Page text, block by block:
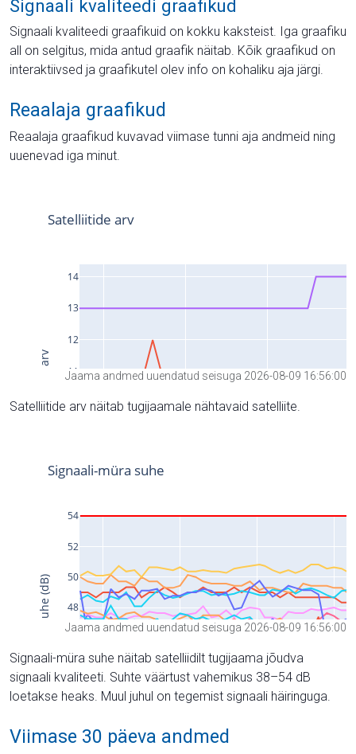
Signaali kvaliteedi graafikud
Signaali kvaliteedi graafikuid on kokku kaksteist. Iga graafiku
all on selgitus, mida antud graafik näitab. Kõik graafikud on
interaktiivsed ja graafikutel olev info on kohaliku aja järgi.
Reaalaja graafikud
Reaalaja graafikud kuvavad viimase tunni aja andmeid ning
uuenevad iga minut.
Jaama andmed uuendatud seisuga 2026-08-09 16:56:00
Satelliitide arv näitab tugijaamale nähtavaid satelliite.
Jaama andmed uuendatud seisuga 2026-08-09 16:56:00
Signaali-müra suhe näitab satelliidilt tugijaama jõudva
signaali kvaliteeti. Suhte väärtust vahemikus 38–54 dB
loetakse heaks. Muul juhul on tegemist signaali häiringuga.
Viimase 30 päeva andmed